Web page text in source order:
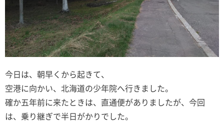
今日は、朝早くから起きて、
空港に向かい、北海道の少年院へ行きました。
確か五年前に来たときは、直通便がありましたが、今回
は、乗り継ぎで半日がかりでした。